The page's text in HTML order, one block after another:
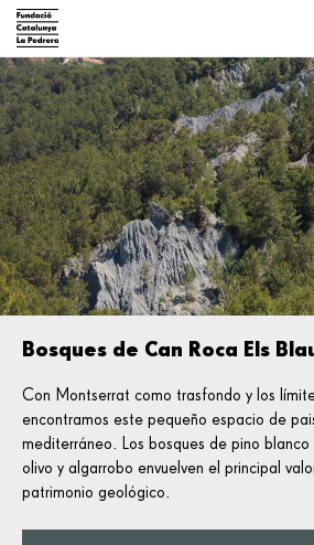
Pasar
contenido
principal
Main
navigation
Bosques de Can Roca Els
Con Montserrat como trasfondo y los
encontramos este pequeño espacio de
mediterráneo. Los bosques de pino
olivo y algarrobo envuelven el principal
patrimonio geológico.